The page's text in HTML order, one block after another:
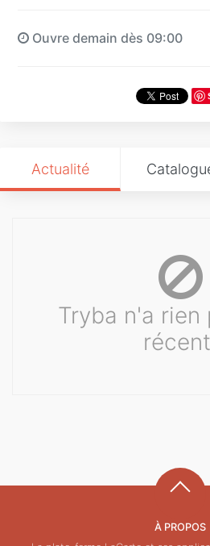
Ouvre demain dès 09:00
Actualité
Tryba n'a rien
À PROPOS